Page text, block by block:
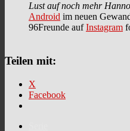
Lust auf noch mehr
Android im neuen
96Freunde aufInstagram
Teilen mit:
X
Facebook